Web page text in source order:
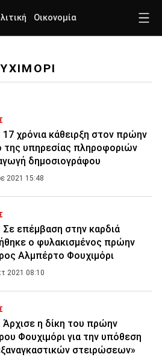
Οικονομία
17 χρόνια κάθειρξη στον πρώην
της υπηρεσίας πληροφοριών
δημοσιογράφου
2021 15:48
Σε επέμβαση στην καρδιά
ο φυλακισμένος πρώην
Αλμπέρτο Φουχιμόρι
2021 08:10
Άρχισε η δίκη του πρώην
Φουχιμόρι για την υπόθεση
στειρώσεων»